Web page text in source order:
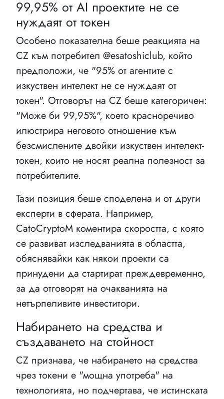
99,95% от AI проектите не се
нуждаят от токен
Особено показателна беше реакцията на
CZ към потребител @esatoshiclub, който
предположи, че "95% от агентите с
изкуствен интелект не се нуждаят от
токен". Отговорът на CZ беше категоричен:
"Може би 99,95%", което красноречиво
илюстрира неговото отношение към
безсмислените двойки изкуствен интелект-
токен, които не носят реална полезност за
потребителите.
Тази позиция беше споделена и от други
експерти в сферата. Например,
CatoCryptoM коментира скоростта, с която
се развиват изследванията в областта,
обяснявайки как някои проекти са
принудени да стартират преждевременно,
за да отговорят на очакванията на
нетърпеливите инвеститори.
Набирането на средства и
създаването на стойност
CZ признава, че набирането на средства
чрез токени е "мощна употреба" на
технологията, но подчертава, че истинската